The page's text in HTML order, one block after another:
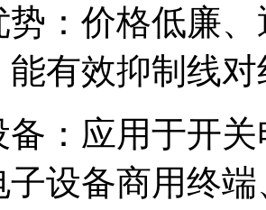
势：价格低廉
能有效抑制线
备：应用于开
子设备商用终